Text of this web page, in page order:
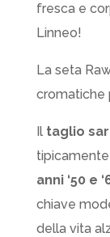
fresca e
Linneo!
La seta
cromatiche
Il taglio
anni ‘50 e
chiave
della vita